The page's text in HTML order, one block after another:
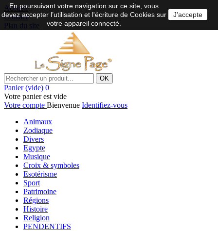
Accueil
Contact
Plan du site
OK
Panier (vide) 0
Votre panier est vide
Votre compte Bienvenue Identifiez-vous
Animaux
Zodiaque
Divers
Egypte
Musique
Croix & symboles
Esotérisme
Sport
Patrimoine
Régions
Histoire
Religion
PENDENTIFS
En poursuivant votre navigation sur ce site, vous
devez accepter l’utilisation et l'écriture de Cookies sur
votre appareil connecté.
J'accepte